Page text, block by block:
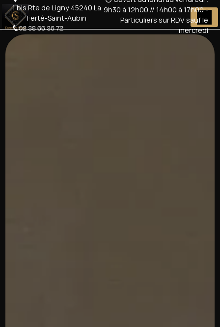
1 bis Rte de Ligny 45240 La
Ferté-Saint-Aubin
02 38 66 36 72
9h30 à 12h00 // 14h00 à 17h00 -
Particuliers sur RDV sauf le
mercredi
Panneau de gestion des cookies